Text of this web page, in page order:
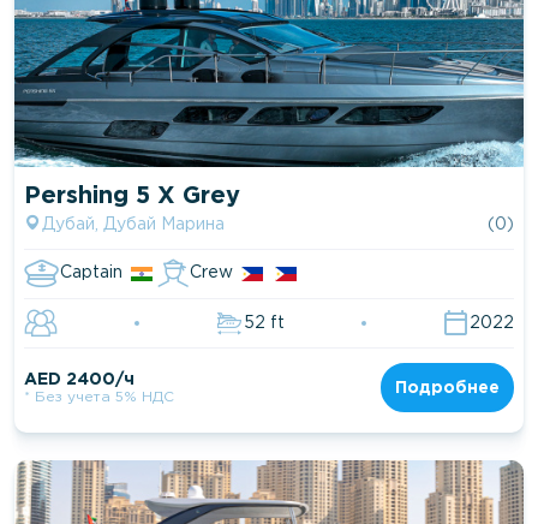
Pershing 5 X Grey
Дубай, Дубай Марина (0)
Captain Crew
52 ft 2022
AED 2400/ч
* Без учета 5% НДС
Подробнее